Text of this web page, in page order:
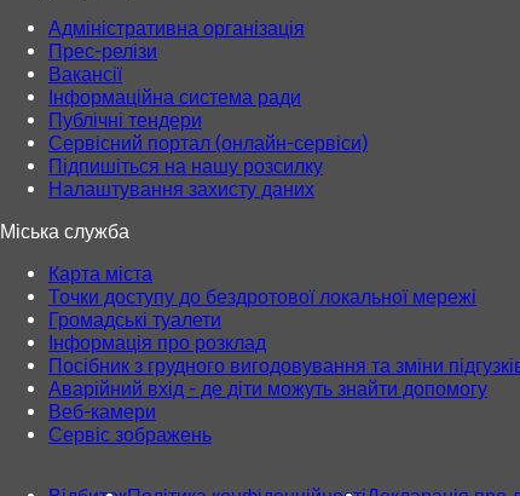
Адміністративна організація
Прес-релізи
Вакансії
Інформаційна система ради
Публічні тендери
Сервісний портал (онлайн-сервіси)
Підпишіться на нашу розсилку
Налаштування захисту даних
Міська служба
Карта міста
Точки доступу до бездротової локальної мережі
Громадські туалети
Інформація про розклад
Посібник з грудного вигодовування та зміни
Аварійний вхід - де діти можуть знайти допомогу
Веб-камери
Сервіс зображень